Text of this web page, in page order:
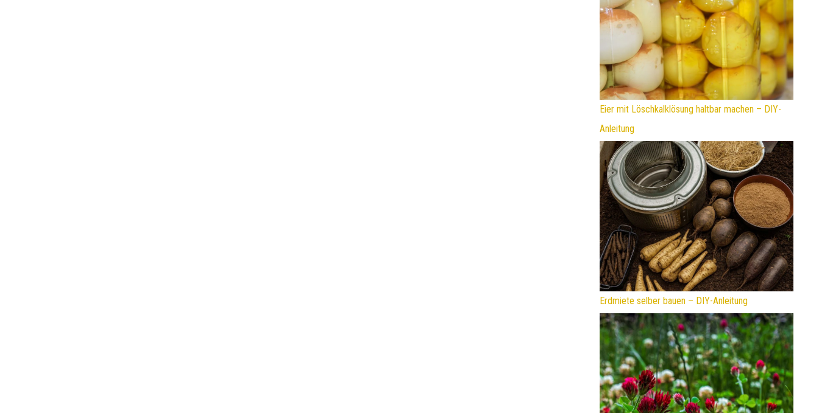
Eier mit Löschkalklösung haltbar machen – DIY-
Anleitung
Erdmiete selber bauen – DIY-Anleitung